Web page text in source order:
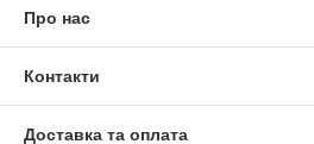
Про нас
Контакти
Доставка та оплата